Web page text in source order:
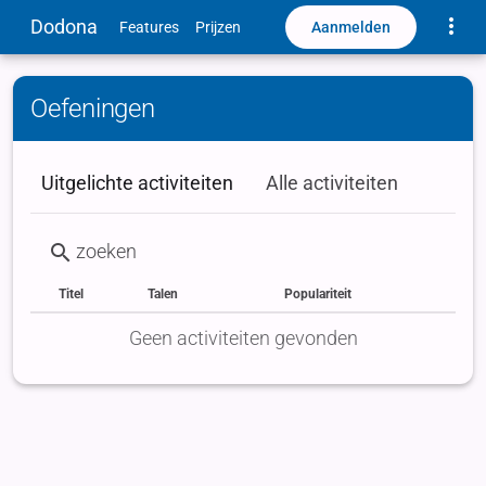
Dodona Features Prijzen Aanmelden
Oefeningen
Uitgelichte activiteiten Alle activiteiten
Status
Type
Titel
Talen
Labels
Populariteit
Geen activiteiten gevonden